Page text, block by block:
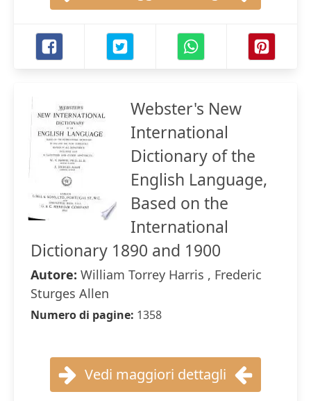
Webster's New
International
Dictionary of the
English Language,
Based on the
International
Dictionary 1890 and 1900
Autore: William Torrey Harris , Frederic
Sturges Allen
Numero di pagine: 1358
Vedi maggiori dettagli